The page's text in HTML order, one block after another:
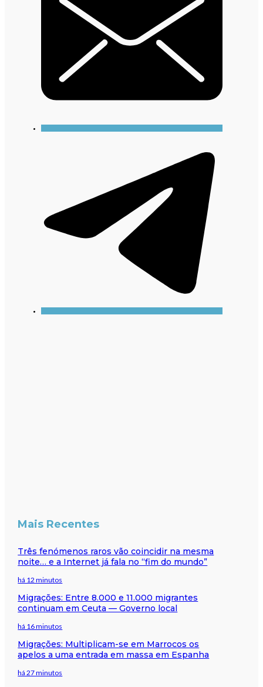
Mais Recentes
Três fenómenos raros vão coincidir na mesma
noite… e a Internet já fala no “fim do mundo”
há 12 minutos
Migrações: Entre 8.000 e 11.000 migrantes
continuam em Ceuta — Governo local
há 16 minutos
Migrações: Multiplicam-se em Marrocos os
apelos a uma entrada em massa em Espanha
há 27 minutos